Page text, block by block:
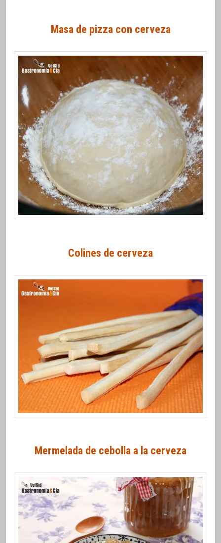
Masa de pizza con cerveza
Colines de cerveza
Mermelada de cebolla a la cerveza